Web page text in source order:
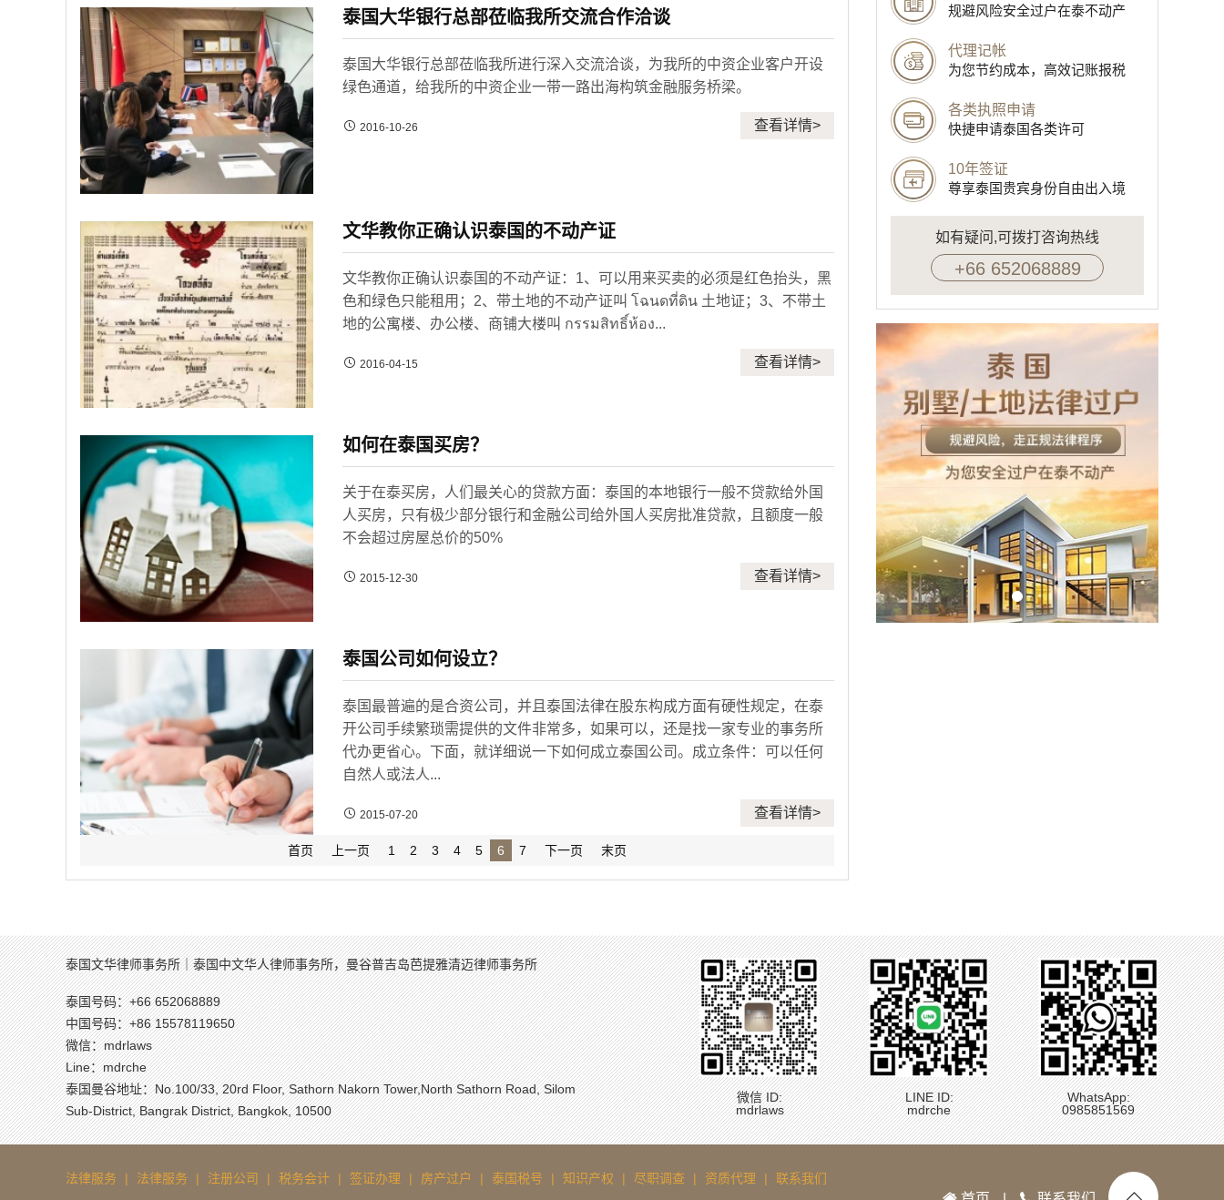
泰国大华银行总部莅临我所交流合作洽谈
泰国大华银行总部莅临我所进行深入交流洽谈，为我所的中资企业客户开设
绿色通道，给我所的中资企业一带一路出海构筑金融服务桥梁。
2016-10-26 查看详情>
文华教你正确认识泰国的不动产证
文华教你正确认识泰国的不动产证：1、可以用来买卖的必须是红色抬头，黑
色和绿色只能租用；2、带土地的不动产证叫 โฉนดที่ดิน 土地证；3、不带土
地的公寓楼、办公楼、商铺大楼叫 กรรมสิทธิ์ห้อง...
2016-04-15 查看详情>
如何在泰国买房？
关于在泰买房，人们最关心的贷款方面：泰国的本地银行一般不贷款给外国
人买房，只有极少部分银行和金融公司给外国人买房批准贷款，且额度一般
不会超过房屋总价的50%
2015-12-30 查看详情>
泰国公司如何设立？
泰国最普遍的是合资公司，并且泰国法律在股东构成方面有硬性规定，在泰
开公司手续繁琐需提供的文件非常多，如果可以，还是找一家专业的事务所
代办更省心。下面，就详细说一下如何成立泰国公司。成立条件：可以任何
自然人或法人...
2015-07-20 查看详情>
首页 上一页 1 2 3 4 5 6 7 下一页 末页
规避风险安全过户在泰不动产
代理记帐
为您节约成本，高效记账报税
各类执照申请
快捷申请泰国各类许可
10年签证
尊享泰国贵宾身份自由出入境
如有疑问,可拨打咨询热线
+66 652068889
泰国文华律师事务所｜泰国中文华人律师事务所，曼谷普吉岛芭提雅清迈律师事务所
泰国号码：+66 652068889
中国号码：+86 15578119650
微信：mdrlaws
Line：mdrche
泰国曼谷地址：Νο.100/33, 20rd Floor, Sathorn Nakorn Tower,North Sathorn Road, Silom
Sub-District, Bangrak District, Bangkok, 10500
微信 ID:
mdrlaws
LINE ID:
mdrche
WhatsApp:
0985851569
法律服务 | 法律服务 | 注册公司 | 税务会计 | 签证办理 | 房产过户 | 泰国税号 | 知识产权 | 尽职调查 | 资质代理 | 联系我们